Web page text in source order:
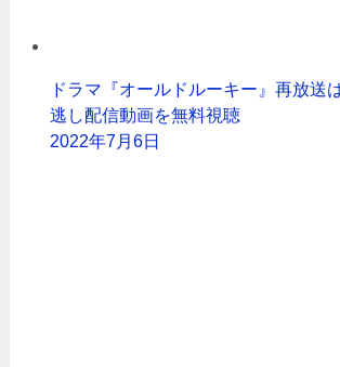
ドラマ『オールドルーキー』再放送
逃し配信動画を無料視聴
2022年7月6日